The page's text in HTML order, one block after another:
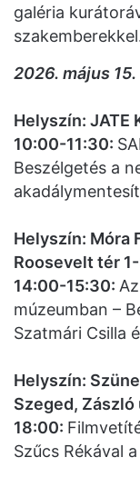
galéria
2026. május
Helyszín: JATE
10:00-11:30:
Beszélgetés a
Helyszín: Móra
Roosevelt tér
14:00-15:30:
múzeumban –
Szatmári Csilla
Helyszín:
Szeged, Zászló
18:00:
Szűcs Rékával